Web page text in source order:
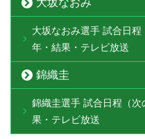
大坂なおみ選手 試合日
年・結果・テレビ放送
錦織圭
錦織圭選手 試合日程（
果・テレビ放送